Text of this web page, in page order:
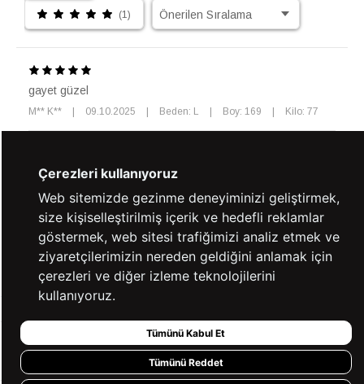
(1)
gayet güzel
M** K** 09.10.2025 Beden: L Boy: 169 Kilo: 77
%100 GÜVENLİ
ALIŞVERİŞ
FARKLI ÖDEME
SEÇENEKLERİ
14 GÜN İÇERİSİNDE
İADE GARANTİSİ
2000 TL VE ÜZERİ
ÜCRETSİZ KARGO
KURUMSAL
Çerezleri kullanıyoruz
Web sitemizde gezinme deneyiminizi geliştirmek,
size kişiselleştirilmiş içerik ve hedefli reklamlar
göstermek, web sitesi trafiğimizi analiz etmek ve
ziyaretçilerimizin nereden geldiğini anlamak için
çerezleri ve diğer izleme teknolojilerini
kullanıyoruz.
Tümünü Kabul Et
Tümünü Reddet